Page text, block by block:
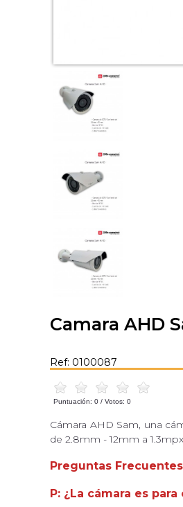
Camara AHD
Ref: 0100087
Puntuación: 0 / Votos: 0
Cámara AHD Sam, una
de 2.8mm - 12mm a 1.3mpx
Preguntas
P: ¿La cámara es